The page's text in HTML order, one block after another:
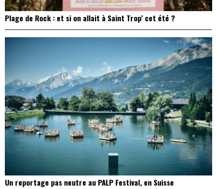
Plage de Rock : et si on allait à Saint Trop’ cet été ?
Un reportage pas neutre au PALP Festival, en Suisse